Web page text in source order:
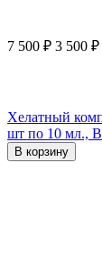
7 500 ₽ 3 500 ₽
Хелатный
шт по 10 мл.,
В корзину